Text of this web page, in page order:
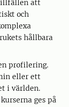
att
och
hållbara
profilering.
eller ett
i världen.
ges på